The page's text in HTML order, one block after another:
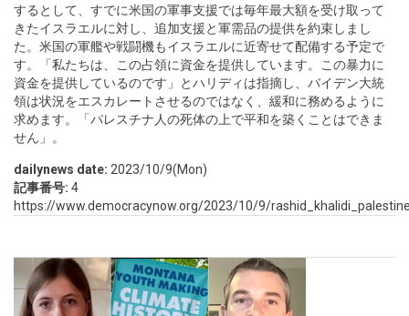
するとして、すでに米国の軍事支援では毎年最大額を受け取って
きたイスラエルに対し、追加支援と軍需品の提供を約束しまし
た。米国の軍艦や戦闘機もイスラエルに近寄せて配備する予定で
す。「私たちは、この占領に資金を提供しています。この暴力に
資金を提供しているのです」とハリディは指摘し、バイデン大統
領は状況をエスカレートさせるのではなく、緩和に務めるように
求めます。「パレスチナ人の死体の上で平和を築くことはできま
せん」。
dailynews date: 2023/10/9(Mon)
記事番号: 4
https://www.democracynow.org/2023/10/9/